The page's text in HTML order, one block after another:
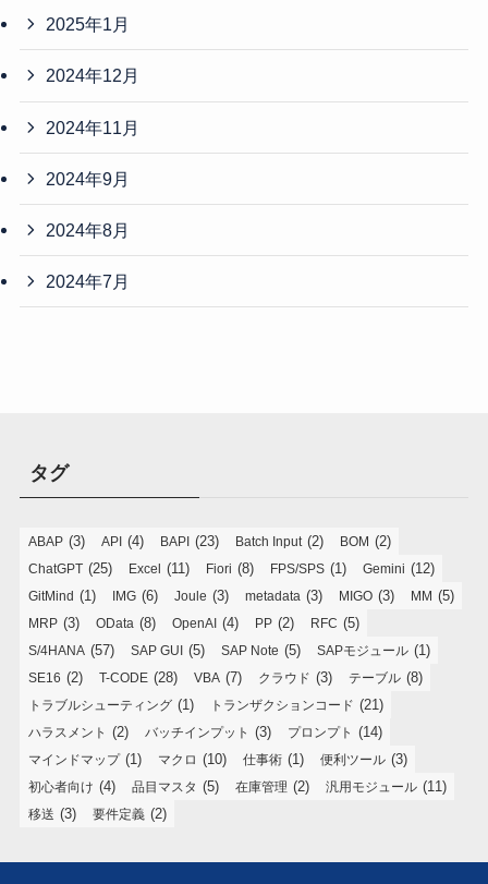
2025年1月
2024年12月
2024年11月
2024年9月
2024年8月
2024年7月
タグ
ABAP (3) API (4) BAPI (23) Batch Input(2) BOM (2)
ChatGPT (25) Excel (11) Fiori (8) FPS/SPS (1) Gemini (12)
GitMind (1) IMG (6) Joule (3) metadata (3) MIGO (3) MM (5)
MRP (3) OData (8) OpenAI (4) PP (2) RFC (5)
S/4HANA (57) SAP GUI (5) SAP Note (5) SAPモジュール (1)
SE16 (2) T-CODE (28) VBA (7) クラウド (3) テーブル (8)
トラブルシューティング (1) トランザクションコード (21)
ハラスメント (2) バッチインプット (3) プロンプト (14)
マインドマップ(1) マクロ (10) 仕事術 (1) 便利ツール (3)
初心者向け (4) 品目マスタ (5) 在庫管理 (2) 汎用モジュール (11)
移送 (3) 要件定義 (2)